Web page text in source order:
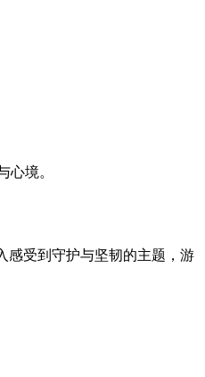
心境。
感受到守护与坚韧的主题，游